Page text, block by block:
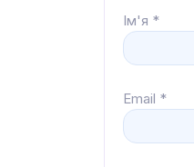
Ім'я *
Email *